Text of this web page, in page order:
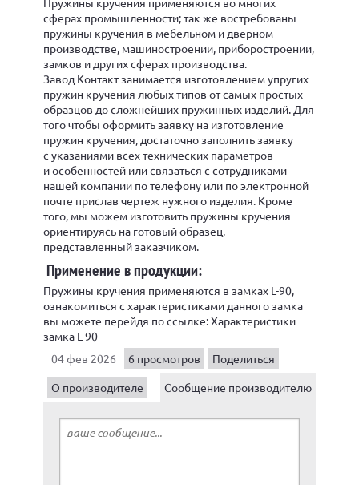
сферах промышленности; так же востребованы
пружины кручения в мебельном и дверном
производстве, машиностроении, приборостроении,
замков и других сферах производства.
Завод Контакт занимается изготовлением упругих
пружин кручения любых типов от самых простых
образцов до сложнейших пружинных изделий. Для
того чтобы оформить заявку на изготовление
пружин кручения, достаточно заполнить заявку
с указаниями всех технических параметров
и особенностей или связаться с сотрудниками
нашей компании по телефону или по электронной
почте прислав чертеж нужного изделия. Кроме
того, мы можем изготовить пружины кручения
ориентируясь на готовый образец,
представленный заказчиком.
Применение в продукции:
Пружины кручения применяются в замках L-90,
ознакомиться с характеристиками данного замка
вы можете перейдя по ссылке: Характеристики
замка L-90
04 фев 2026
6 просмотров
Поделиться
О производителе
Сообщение производителю